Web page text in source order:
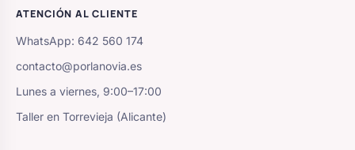
ATENCIÓN AL CLIENTE
WhatsApp: 642 560 174
contacto@porlanovia.es
Lunes a viernes, 9:00–17:00
Taller en Torrevieja (Alicante)